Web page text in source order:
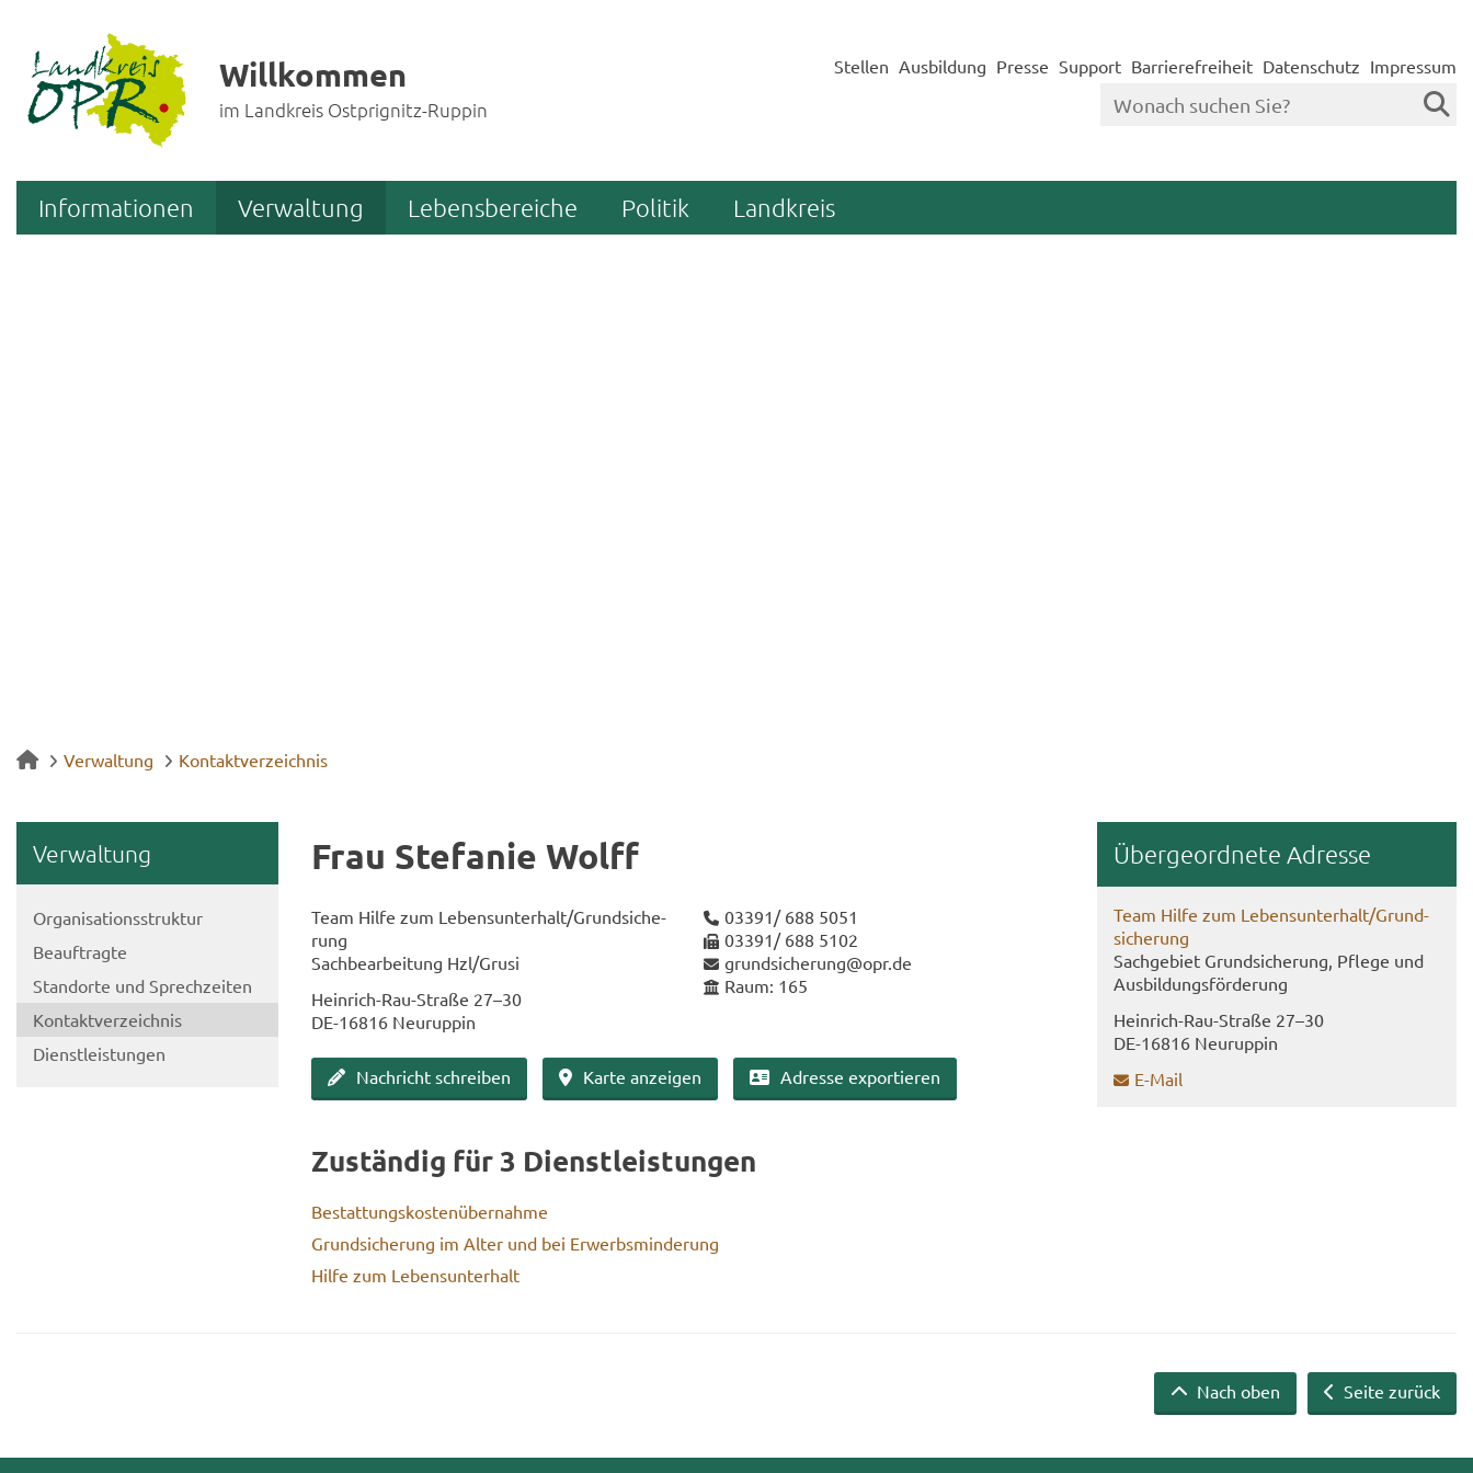
Willkommen
im Landkreis Ostprignitz-Ruppin
Stellen Ausbildung Presse Support Barrierefreiheit Datenschutz Impressum
Informationen Verwaltung Lebensbereiche Politik Landkreis
Verwaltung Kontaktverzeichnis
Ver­wal­tung
Or­ga­ni­sa­ti­ons­struk­tur
Be­auf­trag­te
Stand­or­te und Sprech­zei­ten
Kon­takt­ver­zeich­nis
Dienst­leis­tun­gen
Frau Ste­fa­nie Wolff
Team Hilfe zum Le­bens­un­ter­halt/Grund­si­che­
rung
Sach­be­ar­bei­tung Hzl/Grusi
Heinrich-​Rau-Straße 27–30
DE-​16816 Neu­rup­pin
03391/ 688 5051
03391/ 688 5102
grund­si­che­rung@opr.de
Raum: 165
Nach­richt schrei­ben Karte an­zei­gen Adres­se ex­por­tie­ren
Zu­stän­dig für 3 Dienst­leis­tun­gen
Be­stat­tungs­kos­ten­über­nah­me
Grund­si­che­rung im Alter und bei Er­werbs­min­de­rung
Hilfe zum Le­bens­un­ter­halt
Über­ge­ord­ne­te Adres­se
Team Hilfe zum Le­bens­un­ter­halt/Grund­
si­che­rung
Sach­ge­biet Grund­si­che­rung, Pfle­ge und
Aus­bil­dungs­för­de­rung
Heinrich-​​Rau-​Straße 27–30
DE-​16816 Neu­rup­pin
E-​Mail
Seite zurück
Nach oben